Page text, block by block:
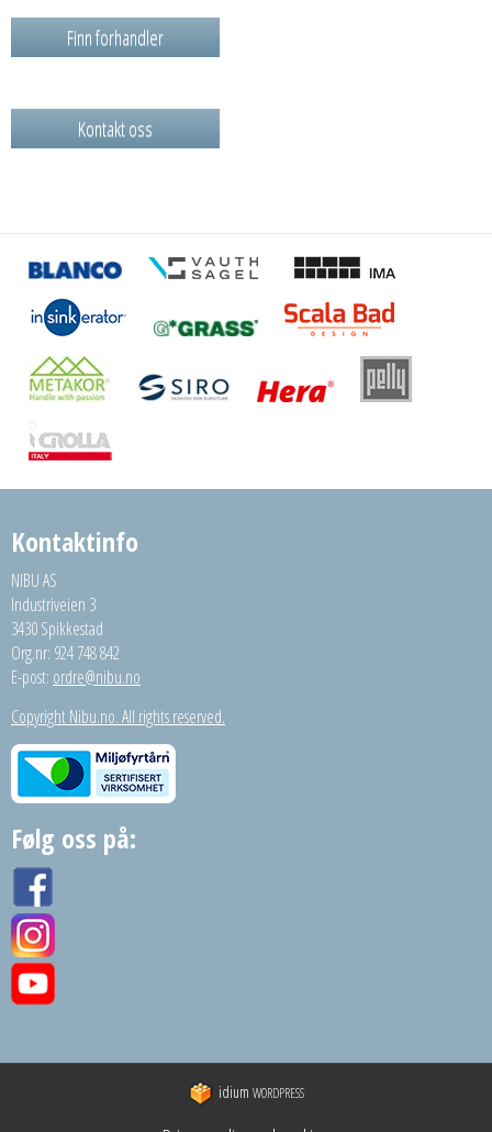
Finn forhandler
Kontakt oss
Kontaktinfo
NIBU AS
Industriveien 3
3430 Spikkestad
Org.nr: 924 748 842
E-post: ordre@nibu.no
Copyright Nibu.no. All rights reserved.
Følg oss på:
idium WORDPRESS